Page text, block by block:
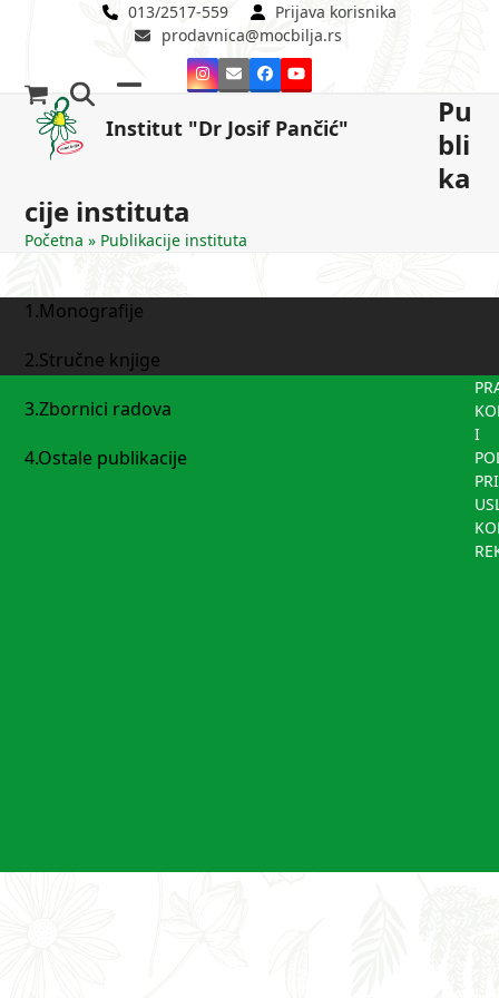
013/2517-559
Prijava korisnika
prodavnica@mocbilja.rs
Instagram
EmailFacebookYouTube
Institut "Dr Josif Pančić"
mobile
mobile
Pu
bli
ka
cije instituta
Početna » Publikacije instituta
1.Monografije
2.Stručne knjige
3.Zbornici radova
4.Ostale publikacije
I